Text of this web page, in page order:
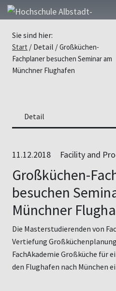
Sie sind hier:
Start Detail
Großküchen-
Fachplaner besuchen Seminar am
Münchner Flughafen
11.12.2018 Facility and
Großküchen-
besuchen
Münchner
Die Masterstudierenden von
Vertiefung
FachAkademie Großküche für
den Flughafen nach München
Detail